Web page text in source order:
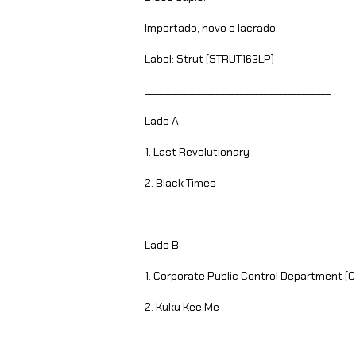
Importado, novo e lacrado.
Label: Strut (STRUT163LP)
Lado A
1. Last Revolutionary
2. Black Times
Lado B
1. Corporate Public Control Department
2. Kuku Kee Me